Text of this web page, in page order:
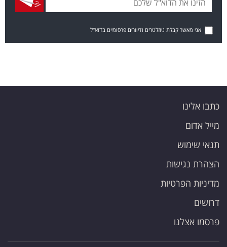
אני מאשר קבלת ניוזלטרים ודיוורים פרסומיים בדוא"ל
כתבו אלינו
מייל אדום
תנאי שימוש
הצהרת נגישות
מדיניות הפרטיות
דרושים
פרסמו אצלנו